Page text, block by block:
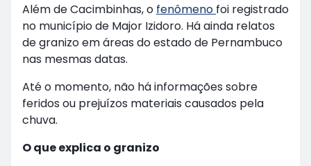
Além de Cacimbinhas, o fenômeno foi registrado
no município de Major Izidoro. Há ainda relatos
de granizo em áreas do estado de Pernambuco
nas mesmas datas.
Até o momento, não há informações sobre
feridos ou prejuízos materiais causados pela
chuva.
O que explica o granizo